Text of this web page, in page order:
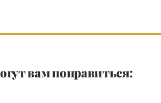
вам понравиться: